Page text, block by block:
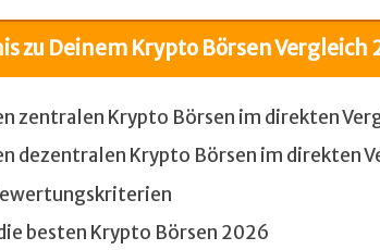
zu Deinem Krypto Börsen Vergleich
zentralen Krypto Börsen im direkten
dezentralen Krypto Börsen im direkten
besten Krypto Börsen 2026